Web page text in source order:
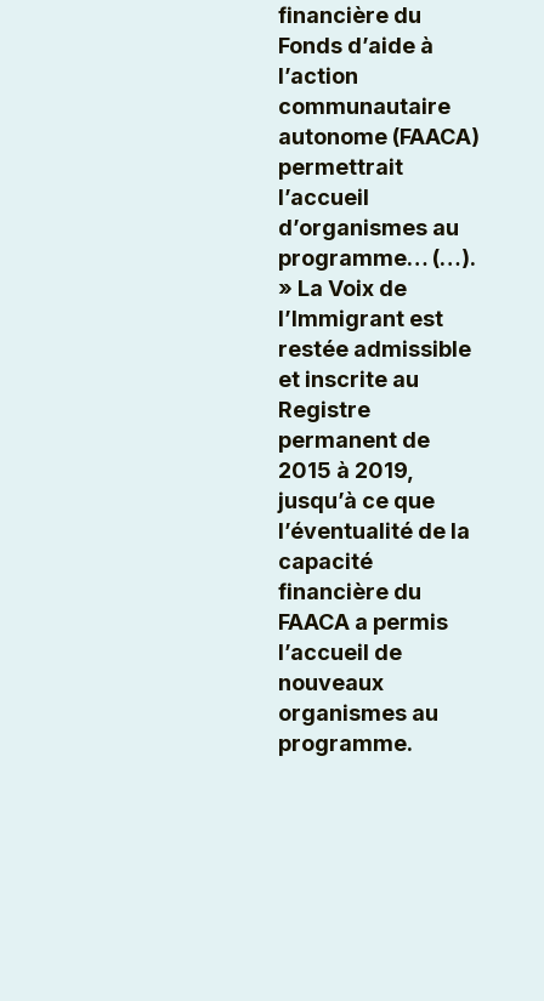
financière du
Fonds d’aide à
l’action
communautaire
autonome (FAACA)
permettrait
l’accueil
d’organismes au
programme… (…).
» La Voix de
l’Immigrant est
restée admissible
et inscrite au
Registre
permanent de
2015 à 2019,
jusqu’à ce que
l’éventualité de la
capacité
financière du
FAACA a permis
l’accueil de
nouveaux
organismes au
programme.